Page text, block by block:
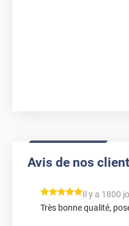
Avis de nos
*****
Il y a 1800
Très bonne qualité,